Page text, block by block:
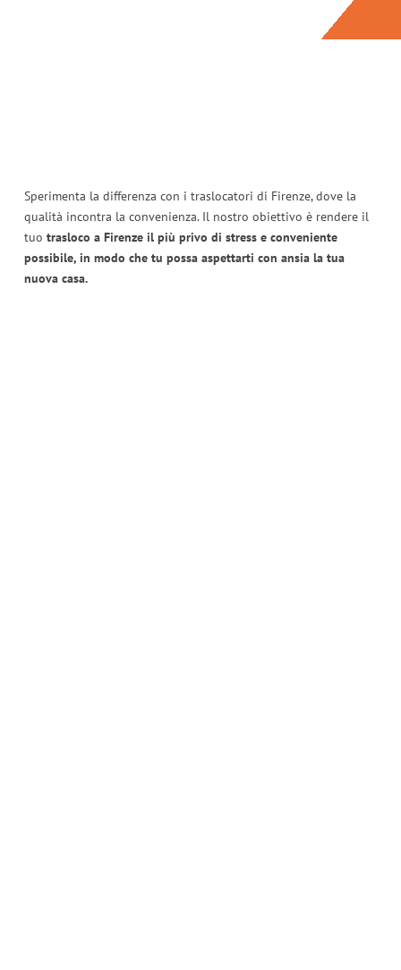
Sperimenta la differenza con i traslocatori di Firenze, dove la
qualità incontra la convenienza. Il nostro obiettivo è rendere il
tuo trasloco a Firenze il più privo di stress e conveniente
possibile, in modo che tu possa aspettarti con ansia la tua
nuova casa.